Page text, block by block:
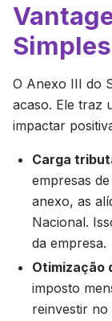
O Anexo III do
acaso. Ele traz
impactar
Carga
empresas
anexo, as
Nacional.
da empresa.
Otimização
imposto
reinvestir no